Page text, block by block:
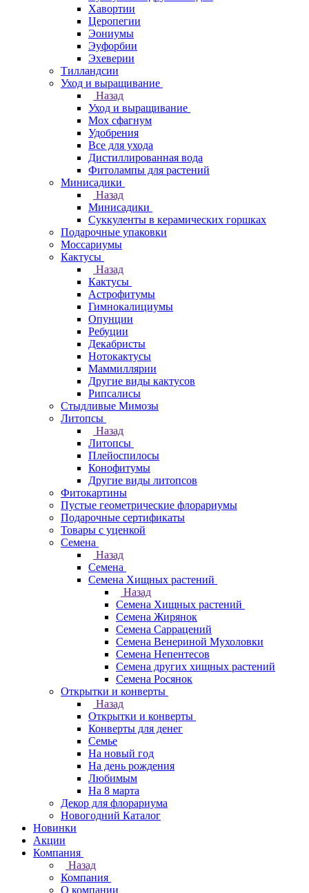
Хавортии
Церопегии
Эониумы
Эуфорбии
Эхеверии
Тилландсии
Уход и выращивание
Назад
Уход и выращивание
Мох сфагнум
Удобрения
Все для ухода
Дистиллированная вода
Фитолампы для растений
Минисадики
Назад
Минисадики
Суккуленты в керамических горшках
Подарочные упаковки
Моссариумы
Кактусы
Назад
Кактусы
Астрофитумы
Гимнокалициумы
Опунции
Ребуции
Декабристы
Нотокактусы
Маммиллярии
Другие виды кактусов
Рипсалисы
Стыдливые Мимозы
Литопсы
Назад
Литопсы
Плейоспилосы
Конофитумы
Другие виды литопсов
Фитокартины
Пустые геометрические флорариумы
Подарочные сертификаты
Товары с уценкой
Семена
Назад
Семена
Семена Хищных растений
Назад
Семена Хищных растений
Семена Жирянок
Семена Саррацений
Семена Венериной Мухоловки
Семена Непентесов
Семена других хищных растений
Семена Росянок
Открытки и конверты
Назад
Открытки и конверты
Конверты для денег
Семье
На новый год
На день рождения
Любимым
На 8 марта
Декор для флорариума
Новогодний Каталог
Новинки
Акции
Компания
Назад
Компания
О компании